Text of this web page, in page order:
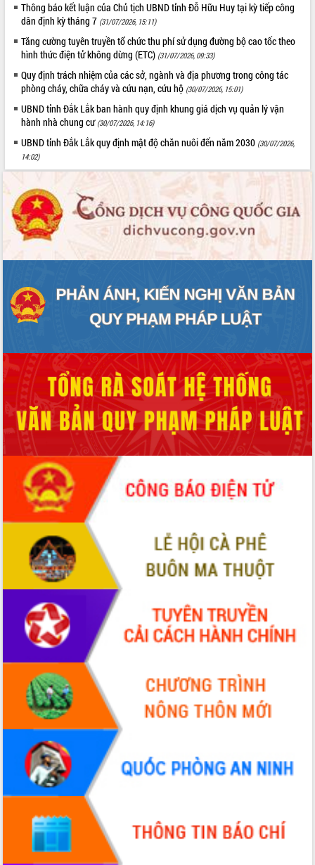
Thông báo kết luận của Chủ tịch UBND tỉnh Đỗ Hữu Huy tại kỳ tiếp công
dân định kỳ tháng 7 (31/07/2026, 15:11)
Tăng cường tuyên truyền tổ chức thu phí sử dụng đường bộ cao tốc theo
hình thức điện tử không dừng (ETC) (31/07/2026, 09:33)
Quy định trách nhiệm của các sở, ngành và địa phương trong công tác
phòng cháy, chữa cháy và cứu nạn, cứu hộ (30/07/2026, 15:01)
UBND tỉnh Đắk Lắk ban hành quy định khung giá dịch vụ quản lý vận
hành nhà chung cư (30/07/2026, 14:16)
UBND tỉnh Đắk Lắk quy định mật độ chăn nuôi đến năm 2030 (30/07/2026,
14:02)